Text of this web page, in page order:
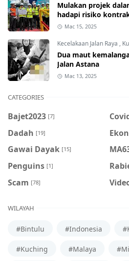
Mulakan projek
hadapi risiko
Mac 15, 2025
Kecelakaan Jalan Raya ,
Dua maut
Jalan Astana
Mac 13, 2025
CATEGORIES
Bajet2023 [7]
Dadah [19]
Gawai Dayak [15]
Penguins [1]
Scam [78]
WILAYAH
#Bintulu #Indonesia
#Kuching #Malaya